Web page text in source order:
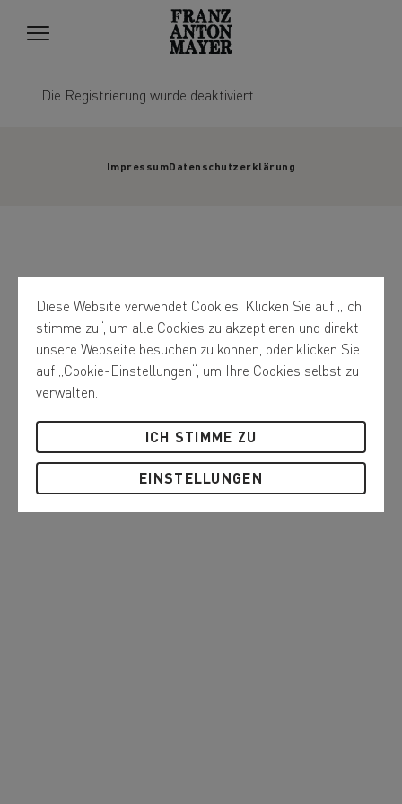
Die Registrierung wurde deaktiviert.
ImpressumDatenschutzerklärung
Diese Website verwendet Cookies. Klicken Sie auf „Ich
stimme zu“, um alle Cookies zu akzeptieren und direkt
unsere Webseite besuchen zu können, oder klicken Sie
auf „Cookie-Einstellungen“, um Ihre Cookies selbst zu
verwalten.
ICH STIMME ZU
EINSTELLUNGEN